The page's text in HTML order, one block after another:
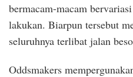
bermacam-macam
lakukan. Biarpun tersebut
seluruhnya terlibat jalan
Oddsmakers